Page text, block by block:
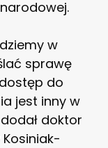
w
sprawę
do
jest inny w
doktor